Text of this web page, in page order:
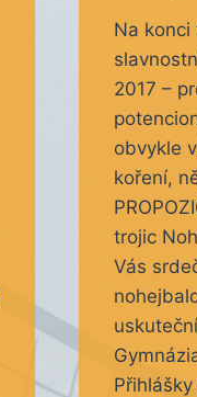
Na
2017 –
obvykle
koření,
trojic
Vás